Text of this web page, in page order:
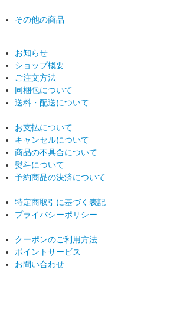
その他の商品
お知らせ
ショップ概要
ご注文方法
同梱包について
送料・配送について
お支払について
キャンセルについて
商品の不具合について
熨斗について
予約商品の決済について
特定商取引に基づく表記
プライバシーポリシー
クーポンのご利用方法
ポイントサービス
お問い合わせ